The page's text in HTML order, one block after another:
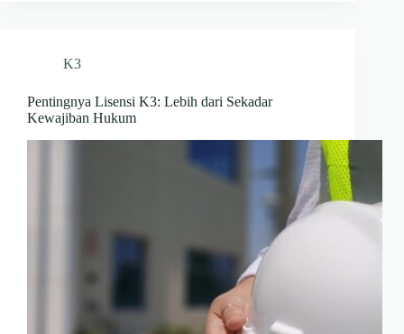
K3
Pentingnya Lisensi K3: Lebih dari Sekadar
Kewajiban Hukum